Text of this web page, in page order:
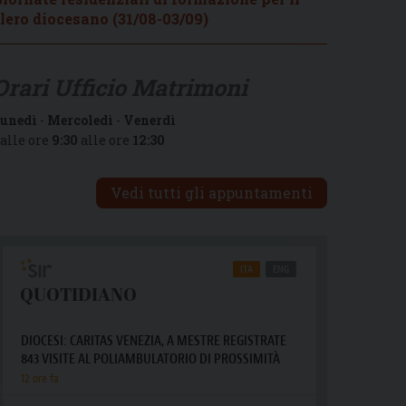
diocesano (31/08-03/09)
- Mercoledì - Venerdì
ore 9:30 alle ore 12:30
Vedi tutti gli appuntamenti